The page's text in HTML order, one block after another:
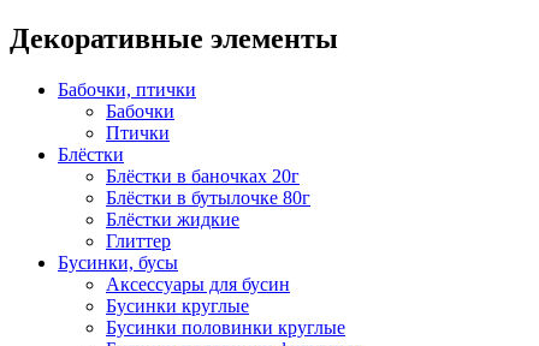
Декоративные элементы
Бабочки, птички
Бабочки
Птички
Блёстки
Блёстки в баночках 20г
Блёстки в бутылочке 80г
Блёстки жидкие
Глиттер
Бусинки, бусы
Аксессуары для бусин
Бусинки круглые
Бусинки половинки круглые